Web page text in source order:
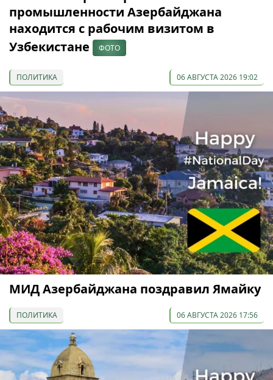
промышленности Азербайджана
находится с рабочим визитом в
Узбекистане
ФОТО
ПОЛИТИКА 06 АВГУСТА 2026 19:02
МИД Азербайджана поздравил Ямайку
ПОЛИТИКА 06 АВГУСТА 2026 17:56